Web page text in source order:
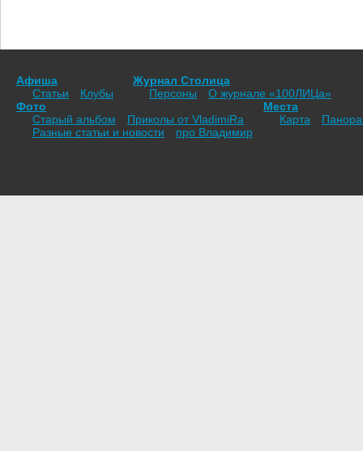
Афиша
Статьи
Клубы
Журнал Столица
Персоны
О журнале «100ЛИЦа»
Фото
Старый альбом
Приколы от VladimiRа
Места
Карта
Разные статьи и новости
про Владимир